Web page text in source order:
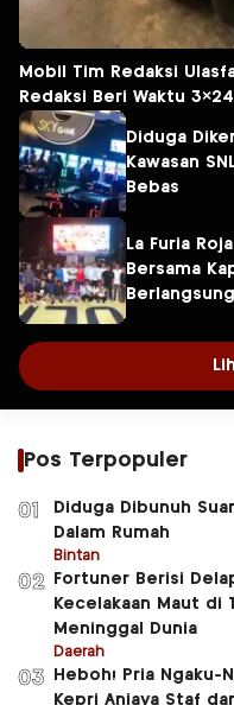
Mobil Tim Redaksi
Redaksi Beri Waktu
Diduga
Kawasan
Bebas
La Furia
Bersama
Pos Terpopuler
01
Diduga Dibunuh
Dalam Rumah
Bintan
02
Fortuner Berisi
Kecelakaan Maut di
Meninggal Dunia
Daerah
03
Heboh! Pria Ngaku-
Kepri Aniaya Staf